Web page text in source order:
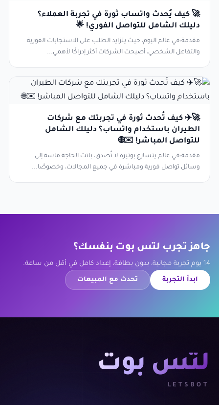
🚀 كيف يُحدث واتساب ثورة في تجربة العملاء؟
دليلك الشامل للتواصل الفوري! 🌟
مقدمة:في عالم اليوم، حيث يتزايد الطلب على الاستجابات الفورية
والتفاعل الشخصي، أصبحت الشركات أكثر إدراكًا لأهمي...
🚀✈️ كيف تُحدث ثورة في تجربتك مع شركات
الطيران باستخدام واتساب؟ دليلك الشامل
للتواصل المباشر! ✉️🌐
مقدمة:في عالم يتسارع بوتيرة لا تُصدق، باتت الحاجة ماسة إلى
وسائل تواصل فورية ومباشرة في جميع المجالات، وخصوصًا...
جاهز تجرب لتس بوت بنفسك؟
14 يوم تجربة مجانية، بدون بطاقة، إعداد كامل في أقل من ساعة.
ابدأ التجربة تحدث مع المبيعات
لتس بوت
LETSBOT